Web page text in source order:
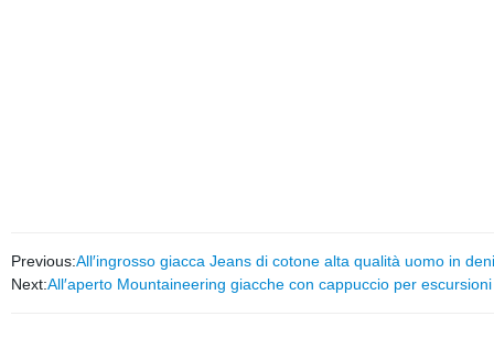
Previous:All′ingrosso giacca Jeans di cotone alta qualità uomo in
Next:All′aperto Mountaineering giacche con cappuccio per